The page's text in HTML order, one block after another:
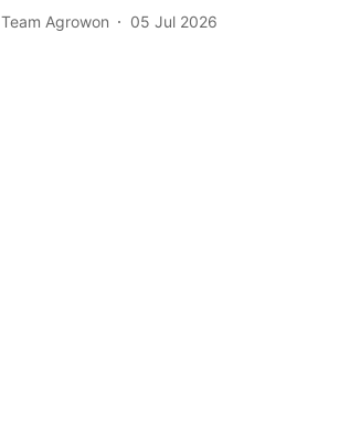
Team Agrowon 05 Jul 2026